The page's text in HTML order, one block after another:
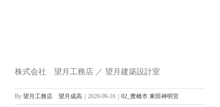
株式会社 望月工務店 ／ 望月建築設計室
By 望月工務店 望月成高 2020-09-16 02_豊橋市 東田神明宮